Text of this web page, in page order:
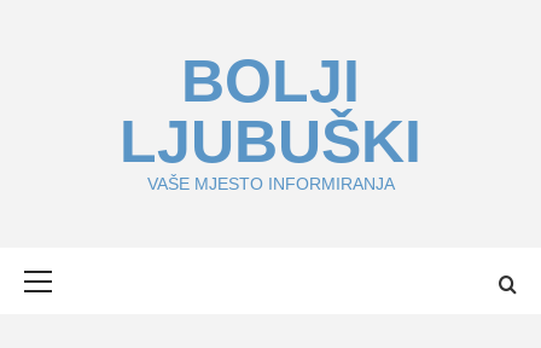
BOLJI
LJUBUŠKI
VAŠE MJESTO INFORMIRANJA